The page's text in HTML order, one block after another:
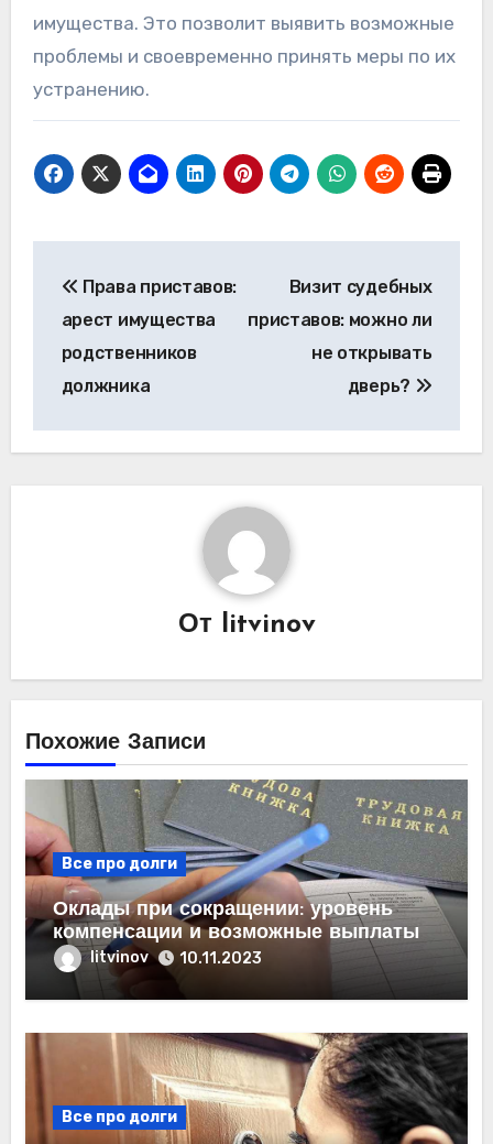
имущества. Это позволит выявить возможные
проблемы и своевременно принять меры по их
устранению.
по
записям
Права приставов:
арест имущества
родственников
должника
Визит судебных
приставов: можно ли
не открывать
дверь?
От litvinov
Похожие Записи
Все про долги
Оклады при сокращении: уровень
компенсации и возможные выплаты
litvinov 10.11.2023
Все про долги